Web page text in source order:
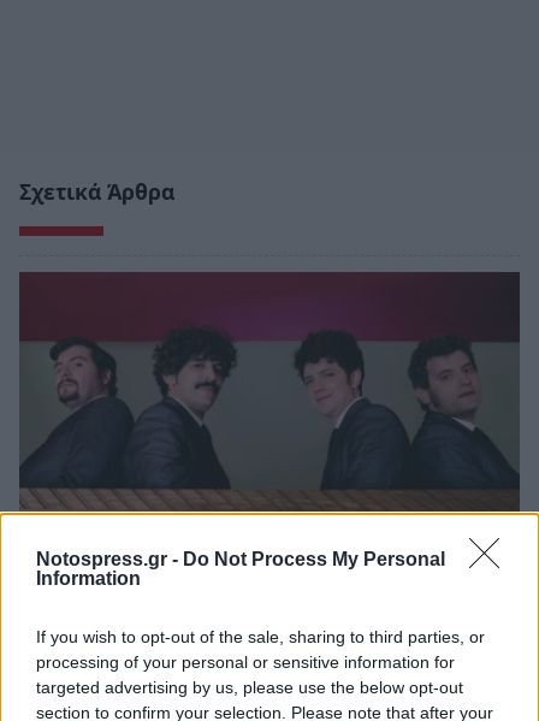
Notospress.gr - Do Not Process My Personal
Information
If you wish to opt-out of the sale, sharing to third parties, or
processing of your personal or sensitive information for
targeted advertising by us, please use the below opt-out
section to confirm your selection. Please note that after your
Σχετικά Άρθρα
Music Bar
20/06/2026 11:53